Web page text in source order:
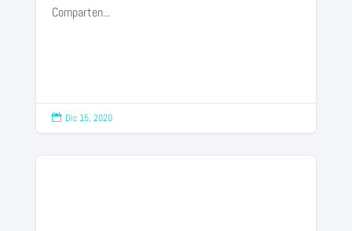
Comparten...
 Dic 15, 2020